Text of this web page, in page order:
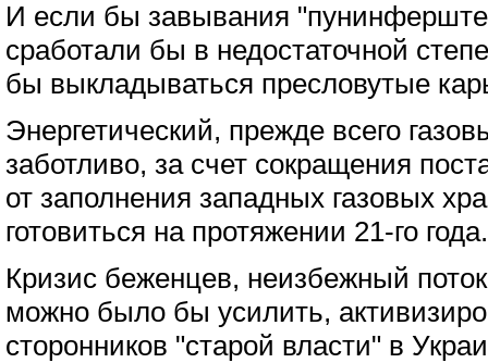
И если бы завывания
сработали бы в недостаточной
бы выкладываться пресловутые
Энергетический, прежде всего
заботливо, за счет сокращения
от заполнения западных газовых
готовиться на протяжении 21-го года.
Кризис беженцев, неизбежный
можно было бы усилить,
сторонников "старой власти" в